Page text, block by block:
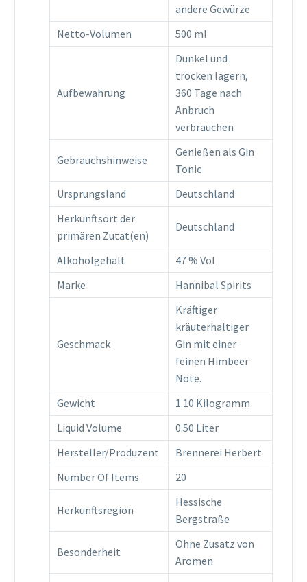
andere Gewürze
Netto-Volumen
500 ml
Aufbewahrung
Dunkel und
trocken lagern,
360 Tage nach
Anbruch
verbrauchen
Gebrauchshinweise
Genießen als Gin
Tonic
Ursprungsland
Deutschland
Herkunftsort der
primären Zutat(en)
Deutschland
Alkoholgehalt
47 % Vol
Marke
Hannibal Spirits
Geschmack
Kräftiger
kräuterhaltiger
Gin mit einer
feinen Himbeer
Note.
Gewicht
1.10 Kilogramm
Liquid Volume
0.50 Liter
Hersteller/Produzent
Brennerei Herbert
Number Of Items
20
Herkunftsregion
Hessische
Bergstraße
Besonderheit
Ohne Zusatz von
Aromen